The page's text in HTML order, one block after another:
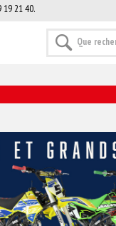
21 40.